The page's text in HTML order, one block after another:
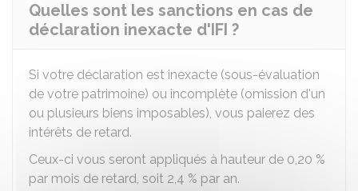
Quelles sont les sanctions en cas de
déclaration inexacte d'IFI ?
Si votre déclaration est inexacte (sous-évaluation
de votre patrimoine) ou incomplète (omission d'un
ou plusieurs biens imposables), vous paierez des
intérêts de retard.
Ceux-ci vous seront appliqués à hauteur de 0,20 %
par mois de retard, soit 2,4 % par an.